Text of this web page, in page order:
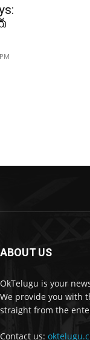
ABOUT US
OkTelugu is your
We provide you with
straight from the
Contact us: